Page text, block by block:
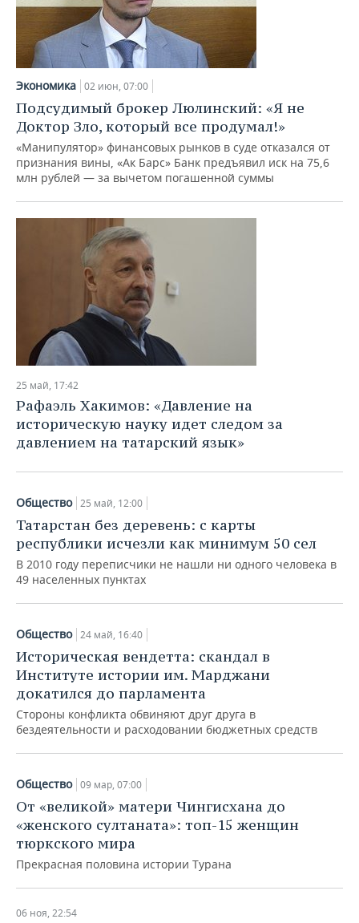
Экономика 02 июн, 07:00
Подсудимый брокер Люлинский: «Я не
Доктор Зло, который все продумал!»
«Манипулятор» финансовых рынков в суде отказался от
признания вины, «Ак Барс» Банк предъявил иск на 75,6
млн рублей — за вычетом погашенной суммы
25 май, 17:42
Рафаэль Хакимов: «Давление на
историческую науку идет следом за
давлением на татарский язык»
Общество 25 май, 12:00
Татарстан без деревень: с карты
республики исчезли как минимум 50 сел
В 2010 году переписчики не нашли ни одного человека в
49 населенных пунктах
Общество 24 май, 16:40
Историческая вендетта: скандал в
Институте истории им. Марджани
докатился до парламента
Стороны конфликта обвиняют друг друга в
бездеятельности и расходовании бюджетных средств
Общество 09 мар, 07:00
От «великой» матери Чингисхана до
«женского султаната»: топ-15 женщин
тюркского мира
Прекрасная половина истории Турана
06 ноя, 22:54